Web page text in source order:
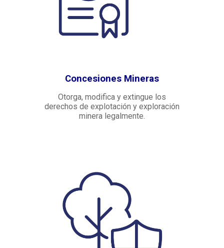
Concesiones Mineras
Otorga, modifica y extingue los
derechos de explotación y exploración
minera legalmente.